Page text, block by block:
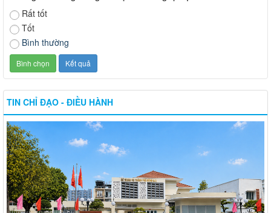
Rất tốt
Tốt
Bình thường
TIN CHỈ ĐẠO - ĐIỀU HÀNH